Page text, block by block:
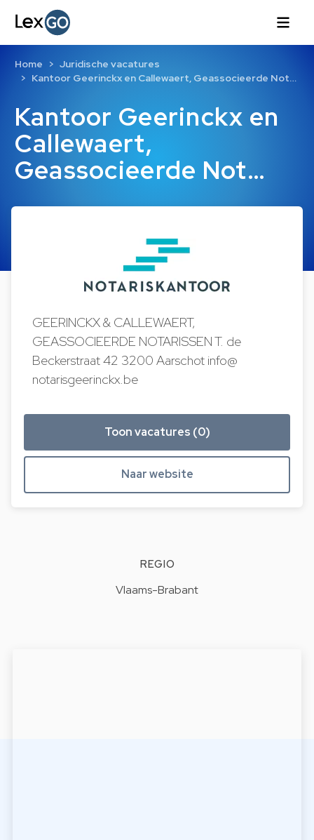
Kantoor Geerinckx en
Callewaert,
Geassocieerde Not…
Home
Juridische vacatures
Kantoor Geerinckx en Callewaert, Geassocieerde Not…
GEERINCKX & CALLEWAERT,
GEASSOCIEERDE NOTARISSEN T. de
Beckerstraat 42 3200 Aarschot info@​
notarisgeerinckx.be
Toon vacatures (0)
Naar website
REGIO
Vlaams-Brabant